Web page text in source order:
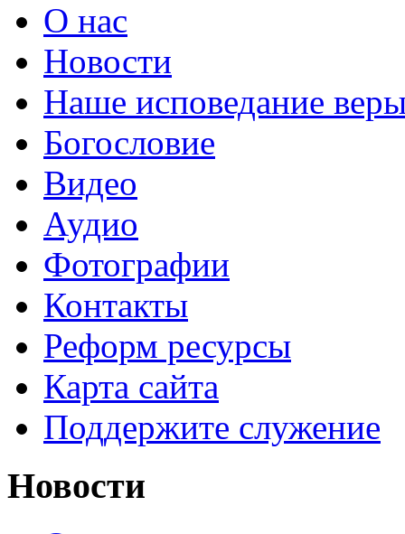
О нас
Новости
Наше исповедание
Богословие
Видео
Аудио
Фотографии
Контакты
Реформ ресурсы
Карта сайта
Поддержите служение
Новости